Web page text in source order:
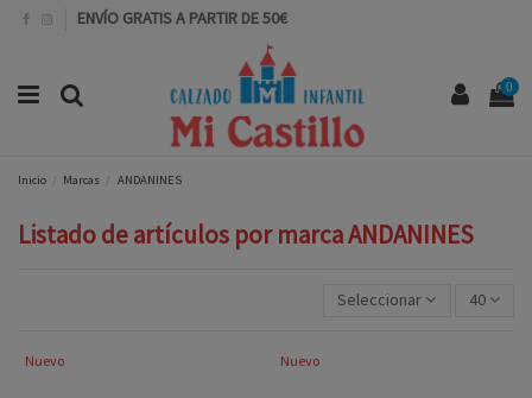
ENVÍO GRATIS A PARTIR DE 50€
0
Inicio Marcas ANDANINES
Listado de artículos por marca ANDANINES
Seleccionar 40
Nuevo Nuevo